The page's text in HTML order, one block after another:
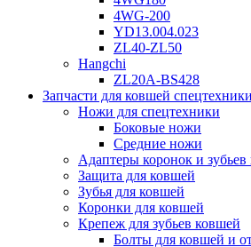
4WG-200
YD13.004.023
ZL40-ZL50
Hangchi
ZL20A-BS428
Запчасти для ковшей спецтехники
Ножи для спецтехники
Боковые ножи
Средние ножи
Адаптеры коронок и
Защита для ковшей
Зубья для ковшей
Коронки для ковшей
Крепеж для зубьев ковшей
Болты для ковшей и